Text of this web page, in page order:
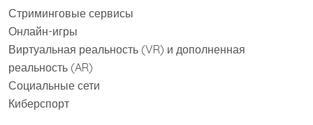
Стриминговые сервисы
Онлайн-игры
Виртуальная реальность (VR) и дополненная
реальность (AR)
Социальные сети
Киберспорт